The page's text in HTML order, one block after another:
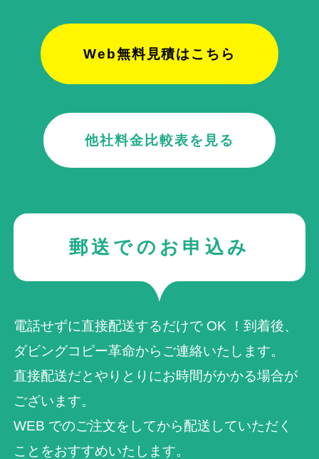
Web無料見積はこちら
他社料金比較表を見る
郵送でのお申込み
電話せずに直接配送するだけで OK ！到着後、
ダビングコピー革命からご連絡いたします。
直接配送だとやりとりにお時間がかかる場合が
ございます。
WEB でのご注⽂をしてから配送していただく
ことをおすすめいたします。